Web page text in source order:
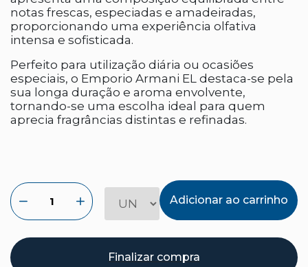
notas frescas, especiadas e amadeiradas,
proporcionando uma experiência olfativa
intensa e sofisticada.
Perfeito para utilização diária ou ocasiões
especiais, o Emporio Armani EL destaca-se pela
sua longa duração e aroma envolvente,
tornando-se uma escolha ideal para quem
aprecia fragrâncias distintas e refinadas.
Adicionar ao carrinho
Finalizar compra